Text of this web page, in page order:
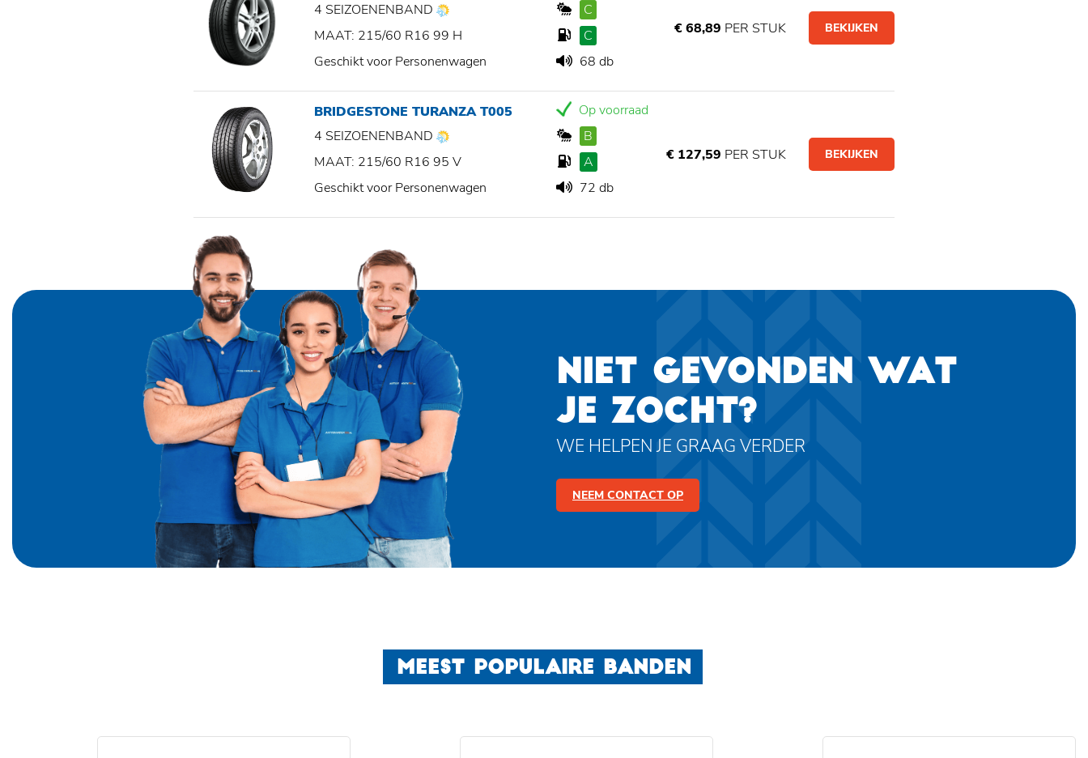
4 SEIZOENENBAND
MAAT: 215/60 R16 99 H
Geschikt voor Personenwagen
C
C
68 db
€ 68,89 PER STUK BEKIJKEN
BRIDGESTONE TURANZA T005
4 SEIZOENENBAND
MAAT: 215/60 R16 95 V
Geschikt voor Personenwagen
Op voorraad
B
A
72 db
€ 127,59 PER STUK BEKIJKEN
NIET GEVONDEN WAT
JE ZOCHT?
WE HELPEN JE GRAAG VERDER
NEEM CONTACT OP
MEEST POPULAIRE BANDEN